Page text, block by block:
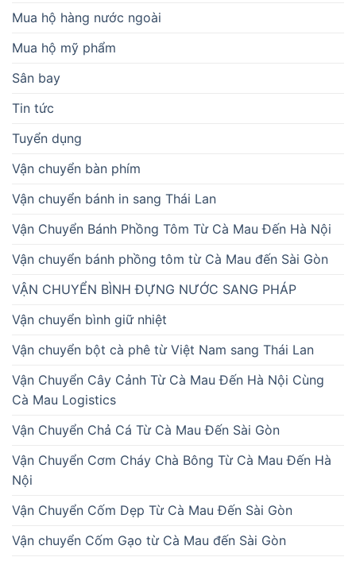
Mua hộ hàng nước ngoài
Mua hộ mỹ phẩm
Sân bay
Tin tức
Tuyển dụng
Vận chuyển bàn phím
Vận chuyển bánh in sang Thái Lan
Vận Chuyển Bánh Phồng Tôm Từ Cà Mau Đến Hà Nội
Vận chuyển bánh phồng tôm từ Cà Mau đến Sài Gòn
VẬN CHUYỂN BÌNH ĐỰNG NƯỚC SANG PHÁP
Vận chuyển bình giữ nhiệt
Vận chuyển bột cà phê từ Việt Nam sang Thái Lan
Vận Chuyển Cây Cảnh Từ Cà Mau Đến Hà Nội Cùng
Cà Mau Logistics
Vận Chuyển Chả Cá Từ Cà Mau Đến Sài Gòn
Vận Chuyển Cơm Cháy Chà Bông Từ Cà Mau Đến Hà
Nội
Vận Chuyển Cốm Dẹp Từ Cà Mau Đến Sài Gòn
Vận chuyển Cốm Gạo từ Cà Mau đến Sài Gòn